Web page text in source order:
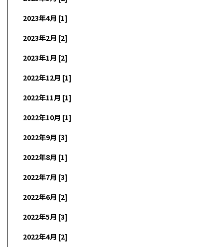
2023年4月 [1]
2023年2月 [2]
2023年1月 [2]
2022年12月 [1]
2022年11月 [1]
2022年10月 [1]
2022年9月 [3]
2022年8月 [1]
2022年7月 [3]
2022年6月 [2]
2022年5月 [3]
2022年4月 [2]